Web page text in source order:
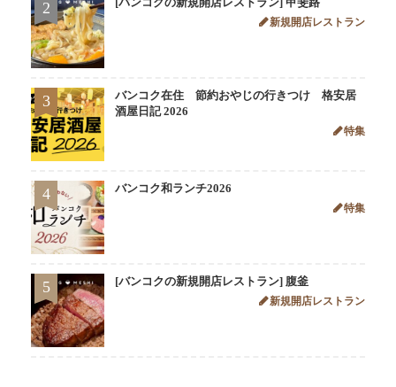
2
新規開店レストラン
3
バンコク在住 節約おやじの行きつけ 格安居
酒屋日記 2026
特集
4 バンコク和ランチ2026
特集
5 [バンコクの新規開店レストラン] 腹釜
新規開店レストラン